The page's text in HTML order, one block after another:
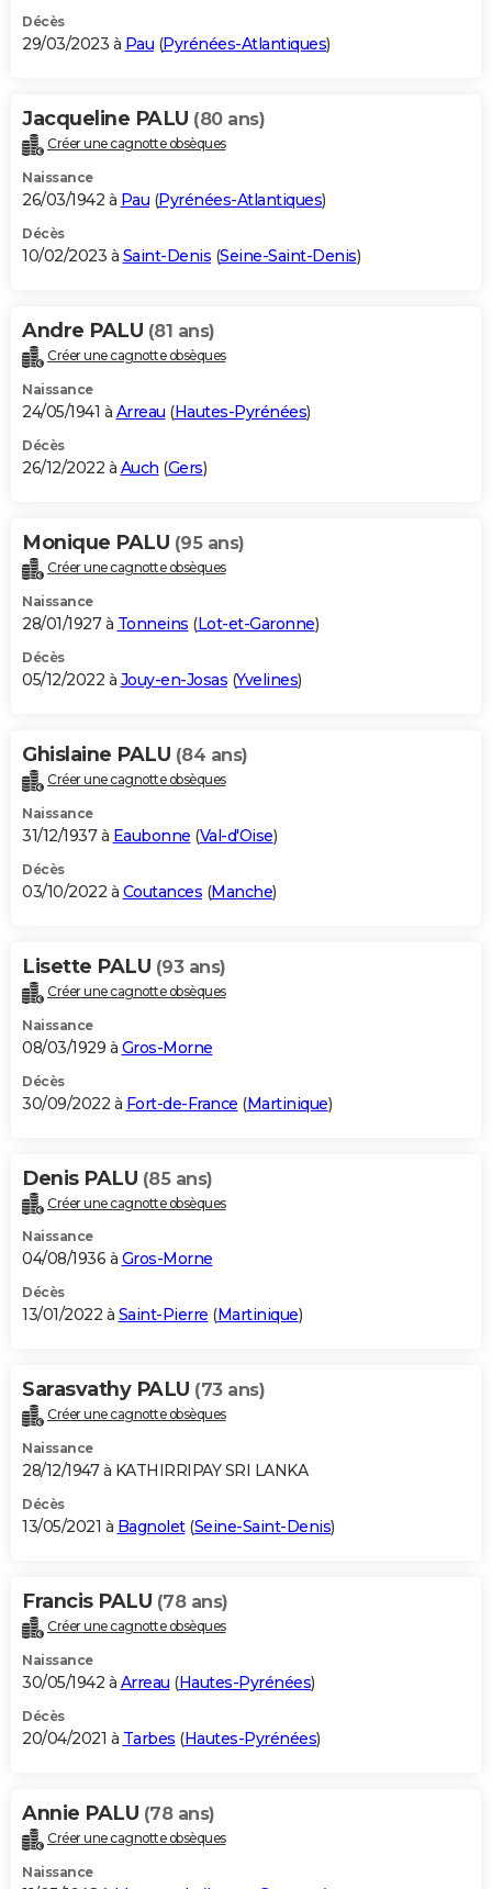
Décès
29/03/2023 à Pau (Pyrénées-Atlantiques)
Jacqueline PALU (80 ans)
Créer une cagnotte obsèques
Naissance
26/03/1942 à Pau (Pyrénées-Atlantiques)
Décès
10/02/2023 à Saint-Denis (Seine-Saint-Denis)
Andre PALU (81 ans)
Créer une cagnotte obsèques
Naissance
24/05/1941 à Arreau (Hautes-Pyrénées)
Décès
26/12/2022 à Auch (Gers)
Monique PALU (95 ans)
Créer une cagnotte obsèques
Naissance
28/01/1927 à Tonneins (Lot-et-Garonne)
Décès
05/12/2022 à Jouy-en-Josas (Yvelines)
Ghislaine PALU (84 ans)
Créer une cagnotte obsèques
Naissance
31/12/1937 à Eaubonne (Val-d'Oise)
Décès
03/10/2022 à Coutances (Manche)
Lisette PALU (93 ans)
Créer une cagnotte obsèques
Naissance
08/03/1929 à Gros-Morne
Décès
30/09/2022 à Fort-de-France (Martinique)
Denis PALU (85 ans)
Créer une cagnotte obsèques
Naissance
04/08/1936 à Gros-Morne
Décès
13/01/2022 à Saint-Pierre (Martinique)
Sarasvathy PALU (73 ans)
Créer une cagnotte obsèques
Naissance
28/12/1947 à KATHIRRIPAY SRI LANKA
Décès
13/05/2021 à Bagnolet(Seine-Saint-Denis)
Francis PALU (78 ans)
Créer une cagnotte obsèques
Naissance
30/05/1942 à Arreau (Hautes-Pyrénées)
Décès
20/04/2021 à Tarbes (Hautes-Pyrénées)
Annie PALU (78 ans)
Créer une cagnotte obsèques
Naissance